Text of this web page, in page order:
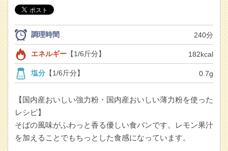
調理時間 240分
エネルギー【1/6斤分】 182kcal
塩分【1/6斤分】 0.7g
【国内産おいしい強力粉・国内産おいしい薄力粉を使った
レシピ】
そばの風味がふわっと香る優しい食パンです。レモン果汁
を加えることでもちっとした食感になっています。